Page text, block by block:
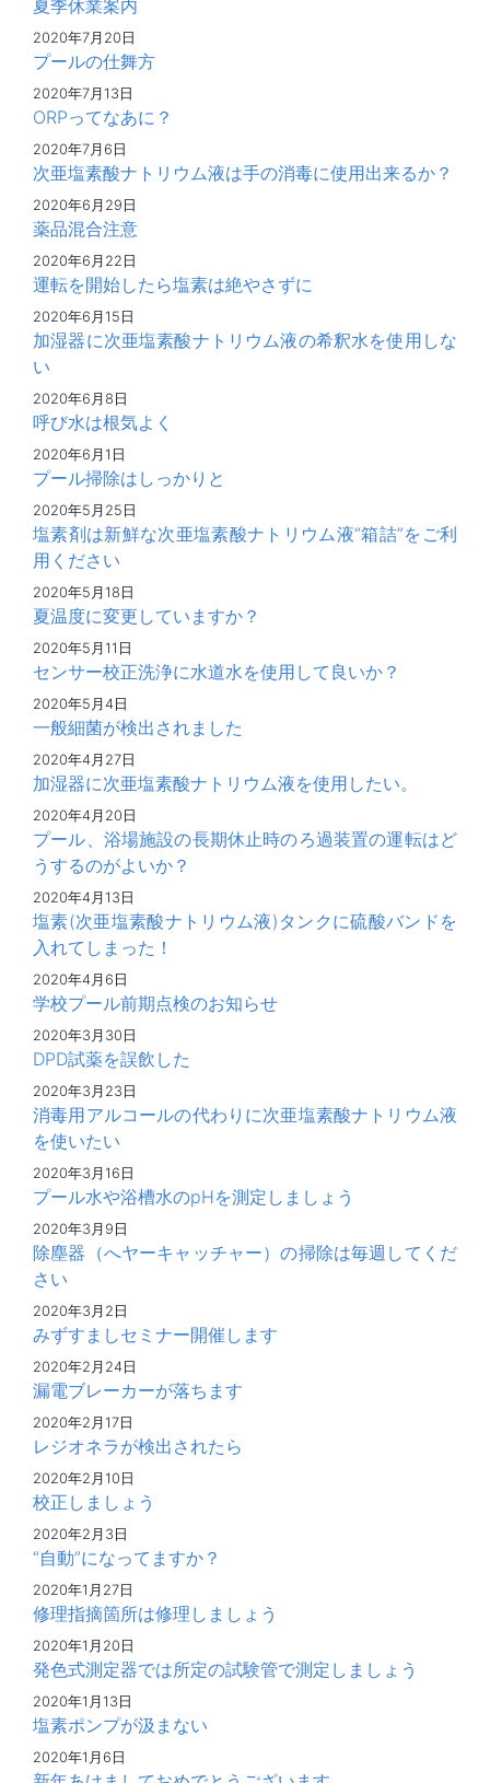
夏季休業案内
2020年7月20日
プールの仕舞方
2020年7月13日
ORPってなあに？
2020年7月6日
次亜塩素酸ナトリウム液は手の消毒に使用出来るか？
2020年6月29日
薬品混合注意
2020年6月22日
運転を開始したら塩素は絶やさずに
2020年6月15日
加湿器に次亜塩素酸ナトリウム液の希釈水を使用しな
い
2020年6月8日
呼び水は根気よく
2020年6月1日
プール掃除はしっかりと
2020年5月25日
塩素剤は新鮮な次亜塩素酸ナトリウム液“箱詰”をご利
用ください
2020年5月18日
夏温度に変更していますか？
2020年5月11日
センサー校正洗浄に水道水を使用して良いか？
2020年5月4日
一般細菌が検出されました
2020年4月27日
加湿器に次亜塩素酸ナトリウム液を使用したい。
2020年4月20日
プール、浴場施設の長期休止時のろ過装置の運転はど
うするのがよいか？
2020年4月13日
塩素(次亜塩素酸ナトリウム液)タンクに硫酸バンドを
入れてしまった！
2020年4月6日
学校プール前期点検のお知らせ
2020年3月30日
DPD試薬を誤飲した
2020年3月23日
消毒用アルコールの代わりに次亜塩素酸ナトリウム液
を使いたい
2020年3月16日
プール水や浴槽水のpHを測定しましょう
2020年3月9日
除塵器（へヤーキャッチャー）の掃除は毎週してくだ
さい
2020年3月2日
みずすましセミナー開催します
2020年2月24日
漏電ブレーカーが落ちます
2020年2月17日
レジオネラが検出されたら
2020年2月10日
校正しましょう
2020年2月3日
“自動”になってますか？
2020年1月27日
修理指摘箇所は修理しましょう
2020年1月20日
発色式測定器では所定の試験管で測定しましょう
2020年1月13日
塩素ポンプが汲まない
2020年1月6日